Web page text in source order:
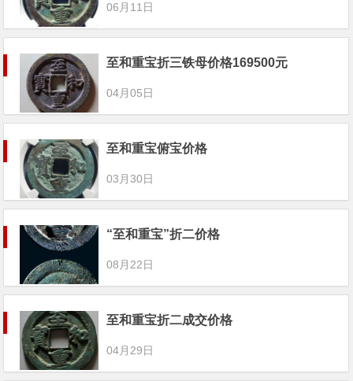
06月11日
至和重宝折三铁母价格169500元
04月05日
至和重宝俯宝价格
03月30日
“至和重宝”折二价格
08月22日
至和重宝折二成交价格
04月29日